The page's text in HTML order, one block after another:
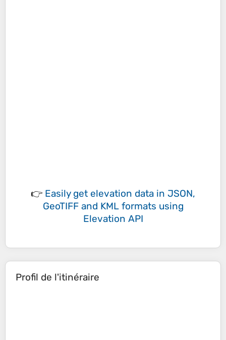
👉 Easily get elevation data in JSON,
GeoTIFF and KML formats using
Elevation API
Profil de l'itinéraire